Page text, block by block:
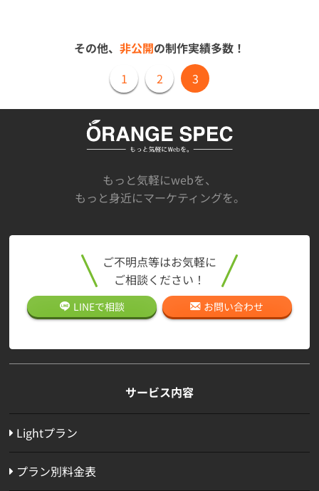
その他、 非公開の制作実績多数！
1
2 3
もっと気軽にwebを、
もっと身近にマーケティングを。
ご不明点等はお気軽に
ご相談ください！
LINEで相談 お問い合わせ
サービス内容
Lightプラン
プラン別料金表